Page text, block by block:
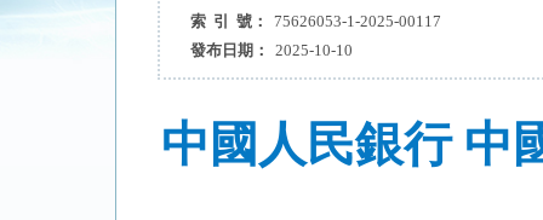
索 引 號：
75626053-1-2025-00117
發布日期：
2025-10-10
中國人民銀行 中